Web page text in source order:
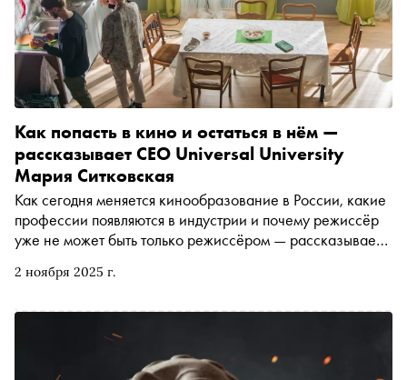
2 ноября 2025 г.
Как попасть в кино и остаться в нём —
рассказывает CEO Universal University
Мария Ситковская
Как сегодня меняется кинообразование в России, какие
профессии появляются в индустрии и почему режиссёр
уже не может быть только режиссёром — рассказывает
University и Московской школы кино Мария Ситковская